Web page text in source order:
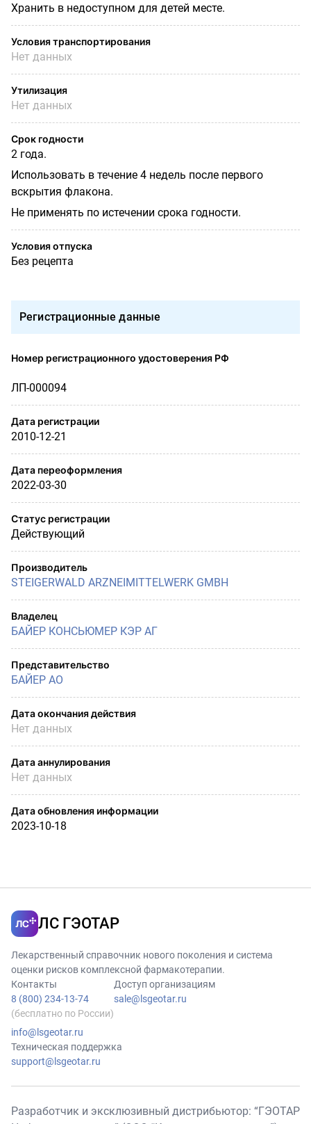
Хранить в недоступном для детей месте.
Условия транспортирования
Нет данных
Утилизация
Нет данных
Срок годности
2 года.
Использовать в течение 4 недель после первого
вскрытия флакона.
Не применять по истечении срока годности.
Условия отпуска
Без рецепта
Регистрационные данные
Номер регистрационного удостоверения РФ
ЛП-000094
Дата регистрации
2010-12-21
Дата переоформления
2022-03-30
Статус регистрации
Действующий
Производитель
STEIGERWALD ARZNEIMITTELWERK GMBH
Владелец
БАЙЕР КОНСЬЮМЕР КЭР АГ
Представительство
БАЙЕР АО
Дата окончания действия
Нет данных
Дата аннулирования
Нет данных
Дата обновления информации
2023-10-18
ЛС ГЭОТАР
Лекарственный справочник нового поколения и система
оценки рисков комплексной фармакотерапии.
Контакты
8 (800) 234-13-74
(бесплатно по России)
info@lsgeotar.ru
Доступ организациям
sale@lsgeotar.ru
Техническая поддержка
support@lsgeotar.ru
Разработчик и эксклюзивный дистрибьютор: “ГЭОТАР